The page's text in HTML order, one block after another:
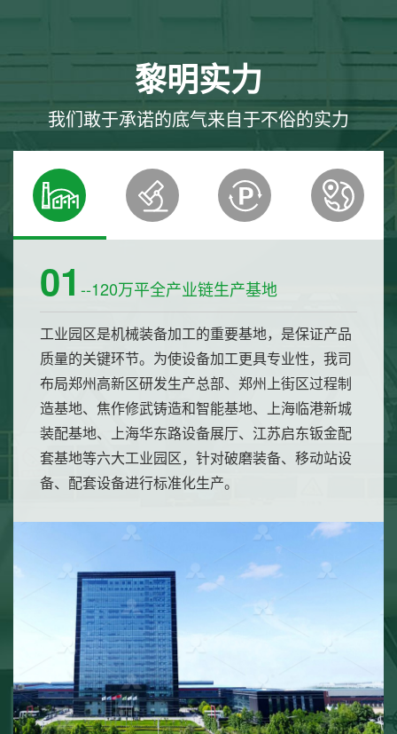
黎明实力
我们敢于承诺的底气来自于不俗的实力
01 --120万平全产业链生产基地
工业园区是机械装备加工的重要基地，是保证产品
质量的关键环节。为使设备加工更具专业性，我司
布局郑州高新区研发生产总部、郑州上街区过程制
造基地、焦作修武铸造和智能基地、上海临港新城
装配基地、上海华东路设备展厅、江苏启东钣金配
套基地等六大工业园区，针对破磨装备、移动站设
备、配套设备进行标准化生产。